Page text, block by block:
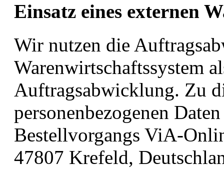
Einsatz eines externen
Wir nutzen die
Warenwirtschaftssystem
Auftragsabwicklung. Zu
personenbezogenen
Bestellvorgangs ViA-
47807 Krefeld,